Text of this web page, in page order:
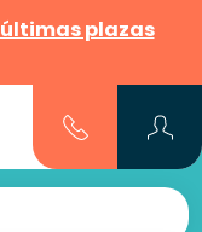
últimas plazas